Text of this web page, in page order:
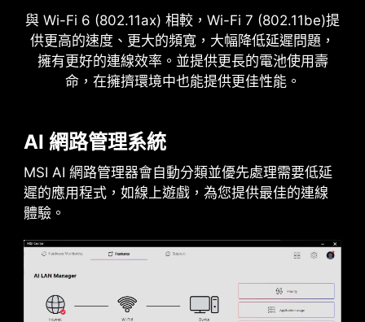
與 Wi-Fi 6 (802.11ax) 相較，Wi-Fi 7 (802.11be)提
供更高的速度、更大的頻寬，大幅降低延遲問題，
擁有更好的連線效率。並提供更長的電池使用壽
命，在擁擠環境中也能提供更佳性能。
AI 網路管理系統
MSI AI 網路管理器會自動分類並優先處理需要低延
遲的應用程式，如線上遊戲，為您提供最佳的連線
體驗。
THUNDERBOLT 5 準備就緒
高裝置和硬碟。這些連接埠可連接多個外接8K 顯示